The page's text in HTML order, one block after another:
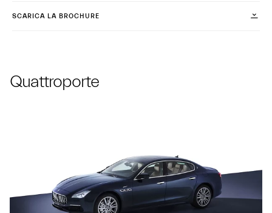
SCARICA LA BROCHURE
Quattroporte